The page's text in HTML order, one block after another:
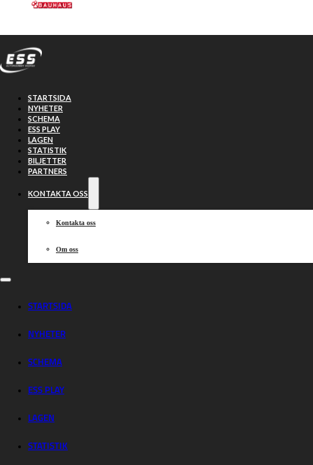
Hoppa till huvudinnehåll
STARTSIDA
NYHETER
SCHEMA
ESS PLAY
LAGEN
STATISTIK
BILJETTER
PARTNERS
KONTAKTA OSS
Kontakta oss
Om oss
STARTSIDA
NYHETER
SCHEMA
ESS PLAY
LAGEN
STATISTIK
Smederna
Västervik